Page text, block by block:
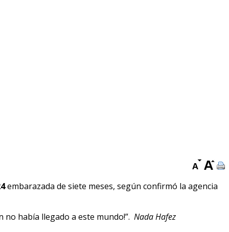
embarazada de siete meses, según confirmó la agencia
no había llegado a este mundo!”. Nada Hafez